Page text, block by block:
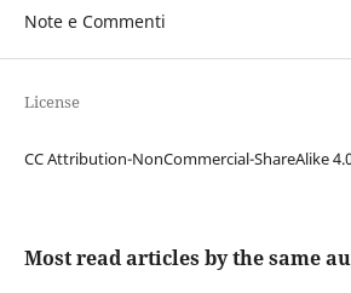
Note e Commenti
License
CC Attribution-NonCommercial-ShareAlike
Most read articles by the same